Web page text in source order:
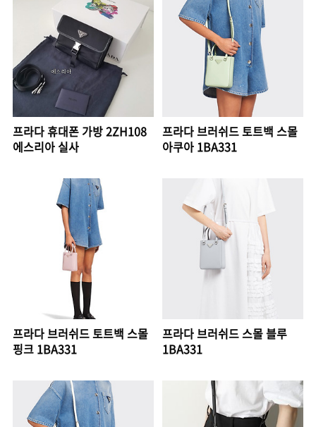
프라다 휴대폰 가방 2ZH108
에스리아 실사
프라다 브러쉬드 토트백 스몰
아쿠아 1BA331
프라다 브러쉬드 토트백 스몰
핑크 1BA331
프라다 브러쉬드 스몰 블루
1BA331